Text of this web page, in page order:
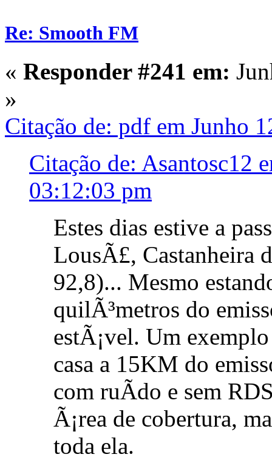
Re: Smooth FM
« Responder #241 em:
»
Citação de: pdf em Junho
Citação de: Asantosc12
03:12:03 pm
Estes dias estive a
LousÃ£, Castanheira
92,8)... Mesmo
quilÃ³metros do
estÃ¡vel. Um
casa a 15KM do
com ruÃ­do e sem
Ã¡rea de cobertura,
toda ela.